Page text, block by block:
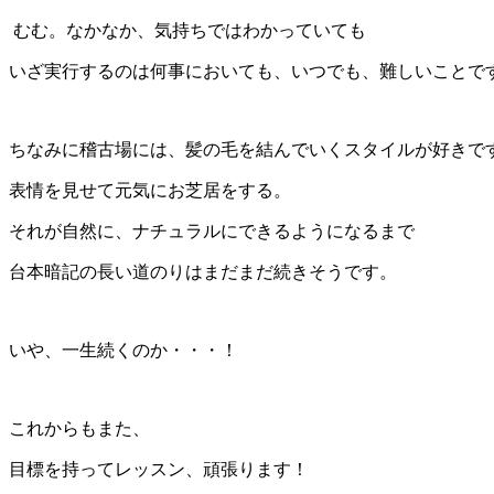
むむ。なかなか、気持ちではわかっていても
いざ実行するのは何事においても、いつでも、難しいことで
ちなみに稽古場には、髪の毛を結んでいくスタイルが好きで
表情を見せて元気にお芝居をする。
それが自然に、ナチュラルにできるようになるまで
台本暗記の長い道のりはまだまだ続きそうです。
いや、一生続くのか・・・！
これからもまた、
目標を持ってレッスン、頑張ります！